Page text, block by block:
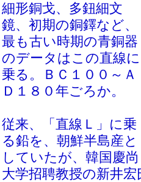
細形銅戈、多鈕細文
鏡、初期の銅鐸など、
最も古い時期の青銅器
のデータはこの直線に
乗る。ＢＣ１００～Ａ
Ｄ１８０年ごろか。
従来、「直線Ｌ」に乗
る鉛を、朝鮮半島産と
していたが、韓国慶尚
大学招聘教授の新井